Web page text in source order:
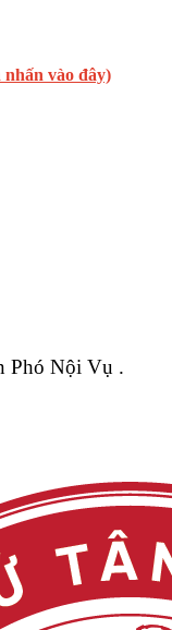
vào đây)
Phó Nội Vụ .